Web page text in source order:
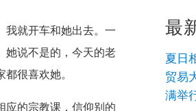
我就开车和她出去。一
她说不是的，今天的老
很喜欢她。
应的宗教课，信仰别的
最
夏日
贸易
满举